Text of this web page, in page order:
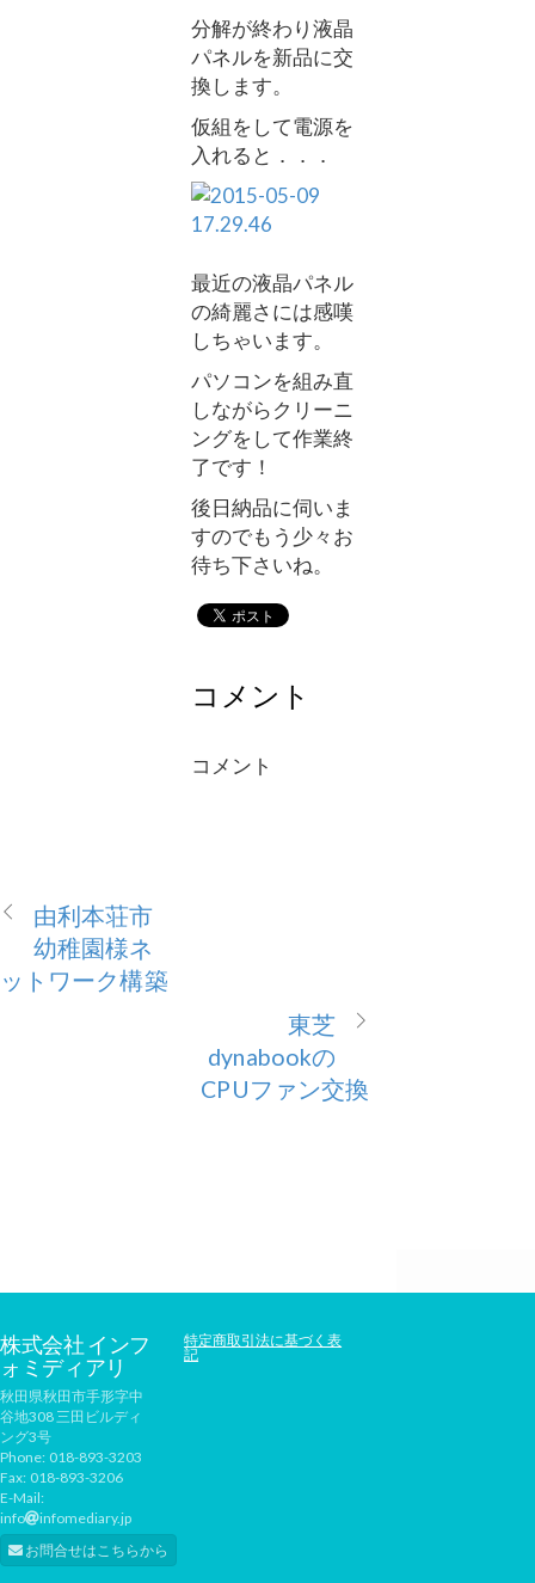
分解が終わり液晶
パネルを新品に交
換します。
仮組をして電源を
入れると．．．
最近の液晶パネル
の綺麗さには感嘆
しちゃいます。
パソコンを組み直
しながらクリーニ
ングをして作業終
了です！
後日納品に伺いま
すのでもう少々お
待ち下さいね。
コメント
コメント
由利本荘市
幼稚園様ネ
ットワーク構築
東芝
dynabookの
CPUファン交換
株式会社 インフ
ォミディアリ
秋田県秋田市手形字中
谷地308 三田ビルディ
ング3号
Phone: 018-893-3203
Fax: 018-893-3206
E-Mail:
info
infomediary.jp
お問合せはこちらから
特定商取引法に基づく表
記